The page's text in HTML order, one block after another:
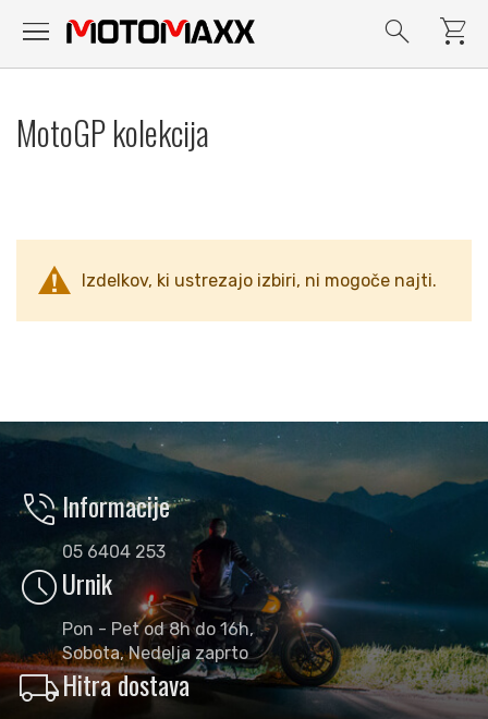
menu search shopping_cart
vsebino
MotoGP kolekcija
Izdelkov, ki ustrezajo izbiri, ni mogoče najti.
phone_in_talkInformacije
05 6404 253
scheduleUrnik
Pon - Pet od 8h do 16h,
Sobota, Nedelja zaprto
local_shippingHitra dostava